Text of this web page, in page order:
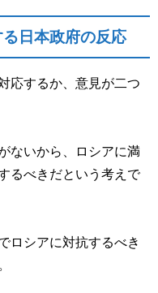
日本政府の反応
応するか、意見が二つ
ないから、ロシアに満
るべきだという考えで
ロシアに対抗するべき